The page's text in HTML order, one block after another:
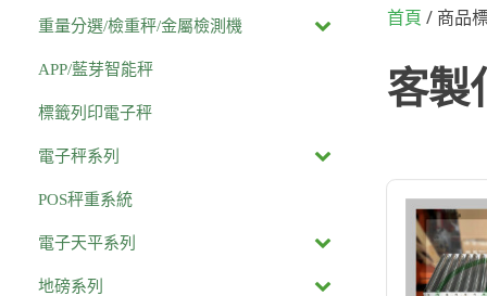
首頁 / 商品
客製
重量分選/檢重秤/金屬檢測機
APP/藍芽智能秤
標籤列印電子秤
電子秤系列
POS秤重系統
電子天平系列
地磅系列